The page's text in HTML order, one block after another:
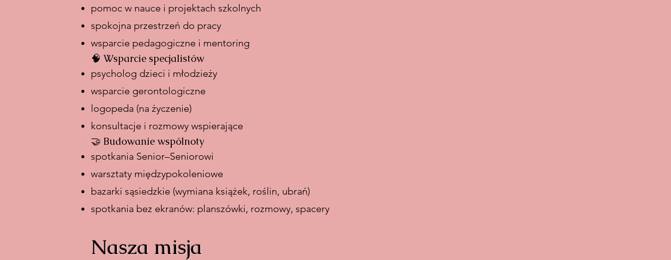
pomoc w nauce i projektach szkolnych
spokojna przestrzeń do pracy
wsparcie pedagogiczne i mentoring
🧠 Wsparcie specjalistów
psycholog dzieci i młodzieży
wsparcie gerontologiczne
logopeda (na życzenie)
konsultacje i rozmowy wspierające
🤝 Budowanie wspólnoty
spotkania Senior–Seniorowi
warsztaty międzypokoleniowe
bazarki sąsiedzkie (wymiana książek, roślin, ubrań)
spotkania bez ekranów: planszówki, rozmowy, spacery
Nasza misja